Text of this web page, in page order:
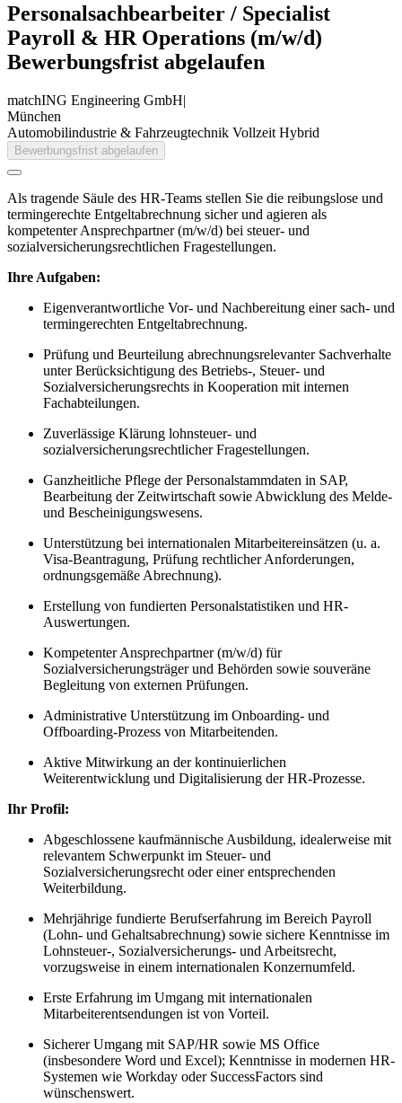
Personalsachbearbeiter / Specialist
Payroll & HR Operations (m/w/d)
Bewerbungsfrist abgelaufen
matchING Engineering GmbH|
München
Automobilindustrie & Fahrzeugtechnik Vollzeit Hybrid
Bewerbungsfrist abgelaufen
Als tragende Säule des HR-Teams stellen Sie die reibungslose und
termingerechte Entgeltabrechnung sicher und agieren als
kompetenter Ansprechpartner (m/w/d) bei steuer- und
sozialversicherungsrechtlichen Fragestellungen.
Ihre Aufgaben:
Eigenverantwortliche Vor- und Nachbereitung einer sach- und
termingerechten Entgeltabrechnung.
Prüfung und Beurteilung abrechnungsrelevanter Sachverhalte
unter Berücksichtigung des Betriebs-, Steuer- und
Sozialversicherungsrechts in Kooperation mit internen
Fachabteilungen.
Zuverlässige Klärung lohnsteuer- und
sozialversicherungsrechtlicher Fragestellungen.
Ganzheitliche Pflege der Personalstammdaten in SAP,
Bearbeitung der Zeitwirtschaft sowie Abwicklung des Melde-
und Bescheinigungswesens.
Unterstützung bei internationalen Mitarbeitereinsätzen (u. a.
Visa-Beantragung, Prüfung rechtlicher Anforderungen,
ordnungsgemäße Abrechnung).
Erstellung von fundierten Personalstatistiken und HR-
Auswertungen.
Kompetenter Ansprechpartner (m/w/d) für
Sozialversicherungsträger und Behörden sowie souveräne
Begleitung von externen Prüfungen.
Administrative Unterstützung im Onboarding- und
Offboarding-Prozess von Mitarbeitenden.
Aktive Mitwirkung an der kontinuierlichen
Weiterentwicklung und Digitalisierung der HR-Prozesse.
Ihr Profil:
Abgeschlossene kaufmännische Ausbildung, idealerweise mit
relevantem Schwerpunkt im Steuer- und
Sozialversicherungsrecht oder einer entsprechenden
Weiterbildung.
Mehrjährige fundierte Berufserfahrung im Bereich Payroll
(Lohn- und Gehaltsabrechnung) sowie sichere Kenntnisse im
Lohnsteuer-, Sozialversicherungs- und Arbeitsrecht,
vorzugsweise in einem internationalen Konzernumfeld.
Erste Erfahrung im Umgang mit internationalen
Mitarbeiterentsendungen ist von Vorteil.
Sicherer Umgang mit SAP/HR sowie MS Office
(insbesondere Word und Excel); Kenntnisse in modernen HR-
Systemen wie Workday oder SuccessFactors sind
wünschenswert.